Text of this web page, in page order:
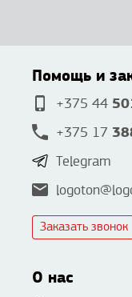
Помощь и
+375 44
+375 17
Telegram
Заказать звонок
О нас